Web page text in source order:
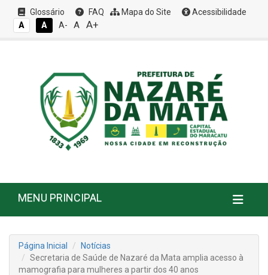
Glossário FAQ Mapa do Site
Acessibilidade
A
A A- A A+
MENU PRINCIPAL
Página Inicial
Notícias
Secretaria de Saúde de Nazaré da Mata amplia acesso à
mamografia para mulheres a partir dos 40 anos